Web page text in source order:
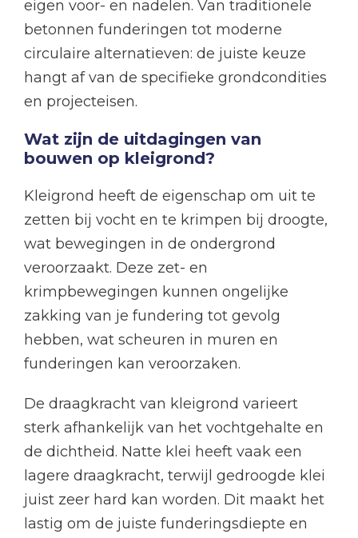
eigen voor- en nadelen. Van traditionele
betonnen funderingen tot moderne
circulaire alternatieven: de juiste keuze
hangt af van de specifieke grondcondities
en projecteisen.
Wat zijn de uitdagingen van
bouwen op kleigrond?
Kleigrond heeft de eigenschap om uit te
zetten bij vocht en te krimpen bij droogte,
wat bewegingen in de ondergrond
veroorzaakt. Deze zet- en
krimpbewegingen kunnen ongelijke
zakking van je fundering tot gevolg
hebben, wat scheuren in muren en
funderingen kan veroorzaken.
De draagkracht van kleigrond varieert
sterk afhankelijk van het vochtgehalte en
de dichtheid. Natte klei heeft vaak een
lagere draagkracht, terwijl gedroogde klei
juist zeer hard kan worden. Dit maakt het
lastig om de juiste funderingsdiepte en